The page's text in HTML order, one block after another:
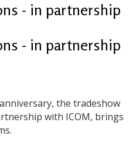
- in partnership
- in partnership
the tradeshow
with ICOM, brings